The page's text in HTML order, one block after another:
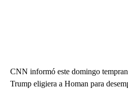
CNN informó este domingo
Trump eligiera a Homan para